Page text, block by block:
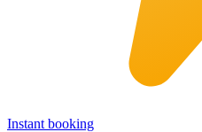
Instant booking